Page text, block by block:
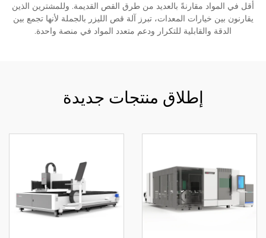
أقل في المواد مقارنةً بالعديد من طرق القص القديمة. وللمشترين الذين
يقارنون بين خيارات المعدات، تبرز آلة قص الليزر بالجملة لأنها تجمع بين
الدقة والقابلية للتكرار ودعم متعدد المواد في منصة واحدة.
إطلاق منتجات جديدة